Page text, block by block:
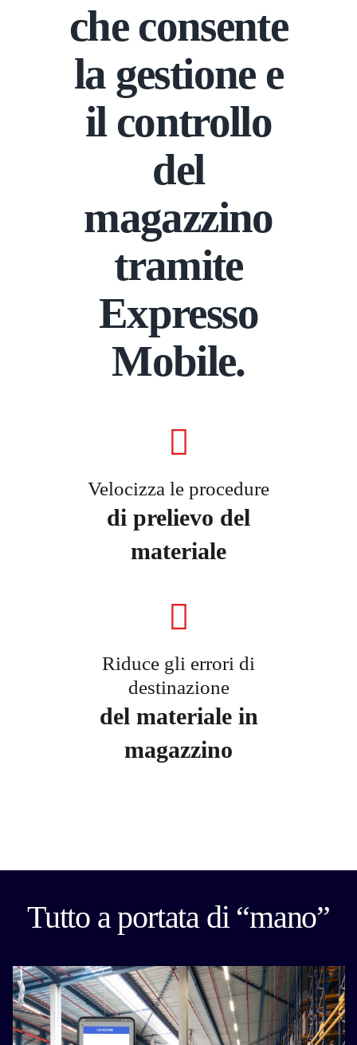
che consente
la gestione e
il controllo
del
magazzino
tramite
Expresso
Mobile.
Velocizza le procedure
di prelievo del
materiale
Riduce gli errori di
destinazione
del materiale in
magazzino
Tutto a portata di “mano”